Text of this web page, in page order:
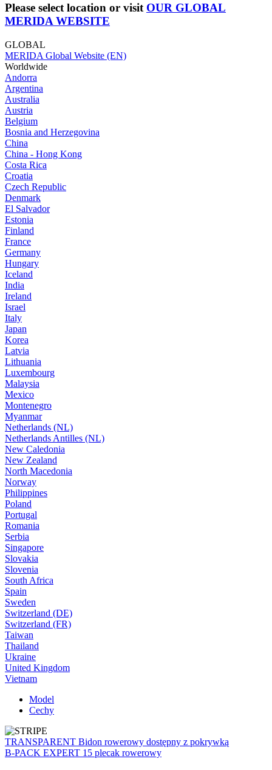
Please select location or visit OUR GLOBAL
MERIDA WEBSITE
GLOBAL
MERIDA Global Website (EN)
Worldwide
Andorra
Argentina
Australia
Austria
Belgium
Bosnia and Herzegovina
China
China - Hong Kong
Costa Rica
Croatia
Czech Republic
Denmark
El Salvador
Estonia
Finland
France
Germany
Hungary
Iceland
India
Ireland
Israel
Italy
Japan
Korea
Latvia
Lithuania
Luxembourg
Malaysia
Mexico
Montenegro
Myanmar
Netherlands (NL)
Netherlands Antilles (NL)
New Caledonia
New Zealand
North Macedonia
Norway
Philippines
Poland
Portugal
Romania
Serbia
Singapore
Slovakia
Slovenia
South Africa
Spain
Sweden
Switzerland (DE)
Switzerland (FR)
Taiwan
Thailand
Ukraine
United Kingdom
Vietnam
Model
Cechy
TRANSPARENT Bidon rowerowy dostępny z pokrywką
B-PACK EXPERT 15 plecak rowerowy